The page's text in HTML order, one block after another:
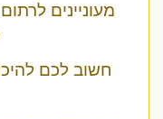
מעוניינים לרתום
חשוב לכם להיכנס